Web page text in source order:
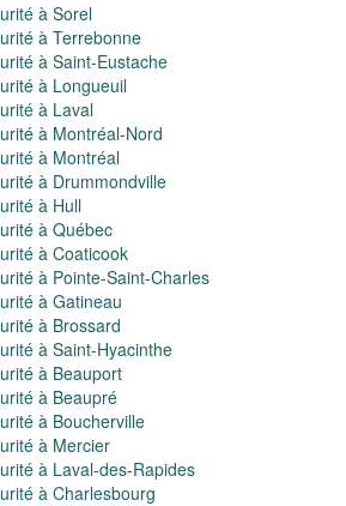
à Sorel
à Terrebonne
à Saint-Eustache
à Longueuil
à Laval
à Montréal-Nord
à Montréal
à Drummondville
à Hull
à Québec
à Coaticook
à Pointe-Saint-Charles
à Gatineau
à Brossard
à Saint-Hyacinthe
à Beauport
à Beaupré
à Boucherville
à Mercier
à Laval-des-Rapides
à Charlesbourg